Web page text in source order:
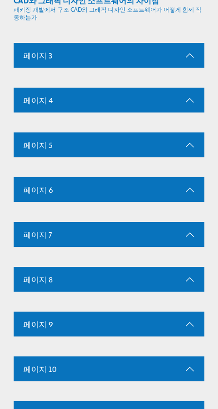
패키징 개발에서 구조 CAD와 그래픽 디자인 소프트웨어가 어떻게 함께 작
동하는가
페이지 3
페이지 4
페이지 5
페이지 6
페이지 7
페이지 8
페이지 9
페이지 10